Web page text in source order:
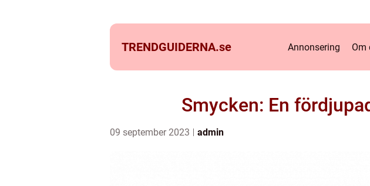
TRENDGUIDERNA.se Annonsering Om
Smycken: En
09 september 2023 admin